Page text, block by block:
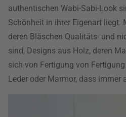
authentischen Wabi-Sabi-Look
Schönheit in ihrer Eigenart liegt.
deren Bläschen Qualitäts- und
sind, Designs aus Holz, deren
sich von Fertigung von
Leder oder Marmor, dass immer